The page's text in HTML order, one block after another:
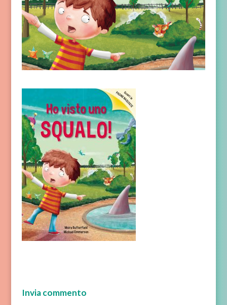
Invia commento